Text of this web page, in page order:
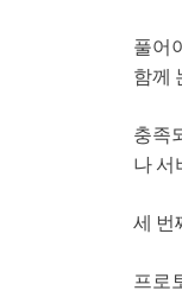
풀어
함께
충족
나 서
세 번
프로